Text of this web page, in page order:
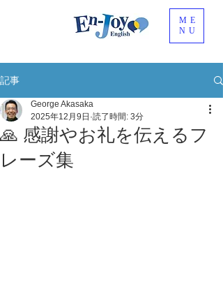
ME
NU
記事
🙏 感謝やお礼を伝えるフ
レーズ集
George Akasaka
2025年12月9日 読了時間: 3分